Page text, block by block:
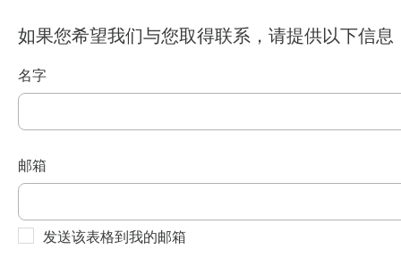
如果您希望我们与您取得联系，请提供以下信息
名字
邮箱
发送该表格到我的邮箱